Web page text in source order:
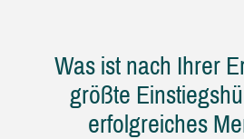
Was ist nach Ihrer
größte
erfolgreiches